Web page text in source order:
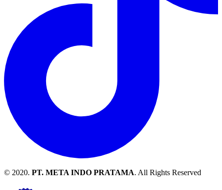
© 2020. PT. META INDO PRATAMA. All Rights Reserved